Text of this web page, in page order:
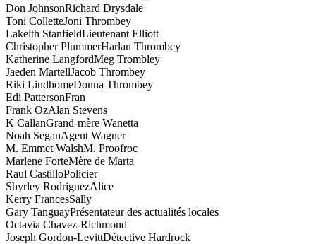
Don JohnsonRichard Drysdale
Toni ColletteJoni Thrombey
Lakeith StanfieldLieutenant Elliott
Christopher PlummerHarlan Thrombey
Katherine LangfordMeg Trombley
Jaeden MartellJacob Thrombey
Riki LindhomeDonna Thrombey
Edi PattersonFran
Frank OzAlan Stevens
K CallanGrand-mère Wanetta
Noah SeganAgent Wagner
M. Emmet WalshM. Proofroc
Marlene ForteMère de Marta
Raul CastilloPolicier
Shyrley RodriguezAlice
Kerry FrancesSally
Gary TanguayPrésentateur des actualités locales
Octavia Chavez-Richmond
Joseph Gordon-LevittDétective Hardrock